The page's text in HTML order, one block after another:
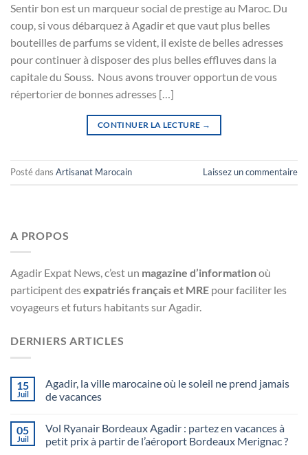
Sentir bon est un marqueur social de prestige au Maroc. Du
coup, si vous débarquez à Agadir et que vaut plus belles
bouteilles de parfums se vident, il existe de belles adresses
pour continuer à disposer des plus belles effluves dans la
capitale du Souss. Nous avons trouver opportun de vous
répertorier de bonnes adresses […]
CONTINUER LA LECTURE →
Posté dans Artisanat Marocain Laissez un commentaire
A PROPOS
Agadir Expat News, c’est un magazine d’informationoù
participent desexpatriés français et MRE pour faciliter les
voyageurs et futurs habitants sur Agadir.
DERNIERS ARTICLES
15
Juil
Agadir, la ville marocaine où le soleil ne prend jamais
de vacances
05
Juil
Vol Ryanair Bordeaux Agadir : partez en vacances à
petit prix à partir de l’aéroport Bordeaux Merignac ?